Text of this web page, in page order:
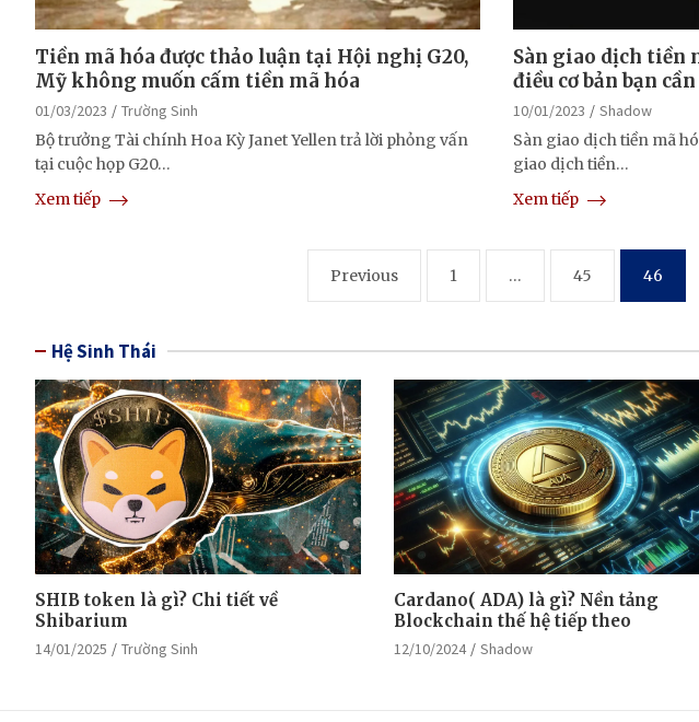
Tiền mã hóa được thảo luận tại Hội nghị G20,
Mỹ không muốn cấm tiền mã hóa
01/03/2023
Trường Sinh
Bộ trưởng Tài chính Hoa Kỳ Janet Yellen trả lời phỏng vấn
tại cuộc họp G20…
Xem tiếp
Sàn giao dịch tiền
điều cơ bản bạn
10/01/2023
Shadow
Sàn giao dịch tiền mã
giao dịch tiền…
Xem tiếp
Previous 1 … 45 46
Hệ Sinh Thái
SHIB token là gì? Chi tiết về
Shibarium
14/01/2025 Trường Sinh
Cardano( ADA) là gì? Nền tảng
Blockchain thế hệ tiếp theo
12/10/2024 Shadow